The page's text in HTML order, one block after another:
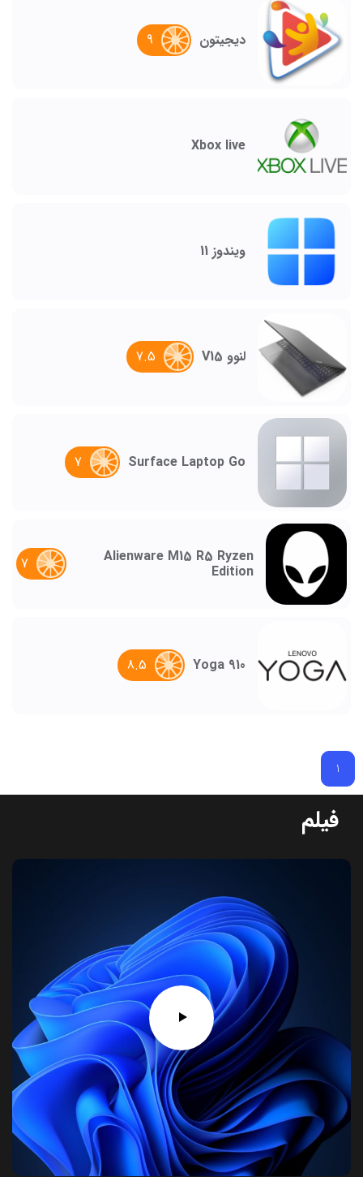
دیجیتون 9
Xbox live
ویندوز 11
لنوو V15 7.5
Surface Laptop Go
7
Alienware M15 R5 Ryzen
Edition
7
Yoga 910
8.5
1
فیلم